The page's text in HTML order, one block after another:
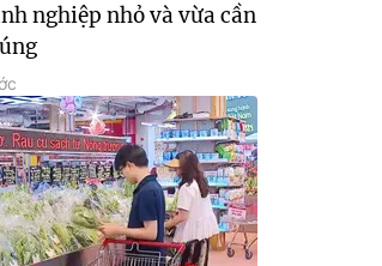
nghiệp nhỏ và vừa cần